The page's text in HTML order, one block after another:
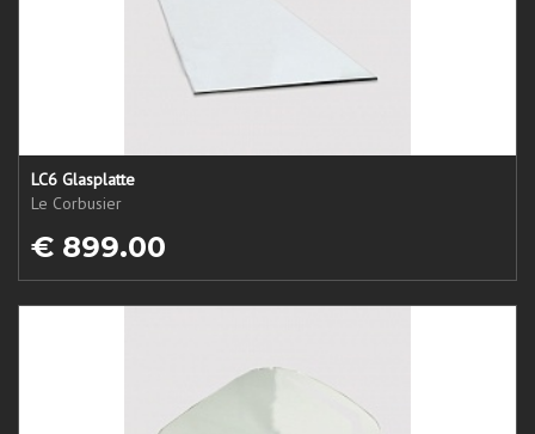
LC6 Glasplatte
Le Corbusier
€ 899.00